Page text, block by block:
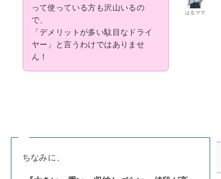
はるママ
って使っている方も沢山いるの
で、
「デメリットが多い駄目なドライ
ヤー」と言うわけではありませ
ん！
ちなみに、